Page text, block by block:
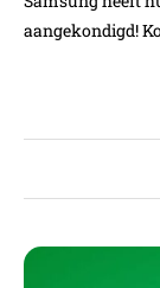
aangekondigd!